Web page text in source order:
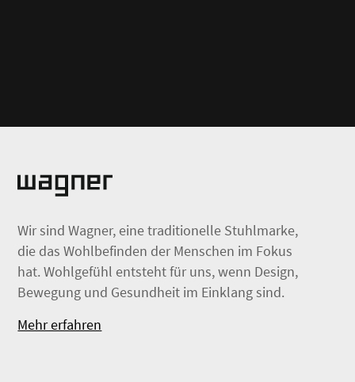
Wir sind Wagner, eine traditionelle Stuhlmarke,
die das Wohlbefinden der Menschen im Fokus
hat. Wohlgefühl entsteht für uns, wenn Design,
Bewegung und Gesundheit im Einklang sind.
Mehr erfahren